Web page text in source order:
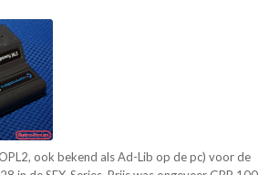
ook bekend als Ad-Lib op de pc) voor de